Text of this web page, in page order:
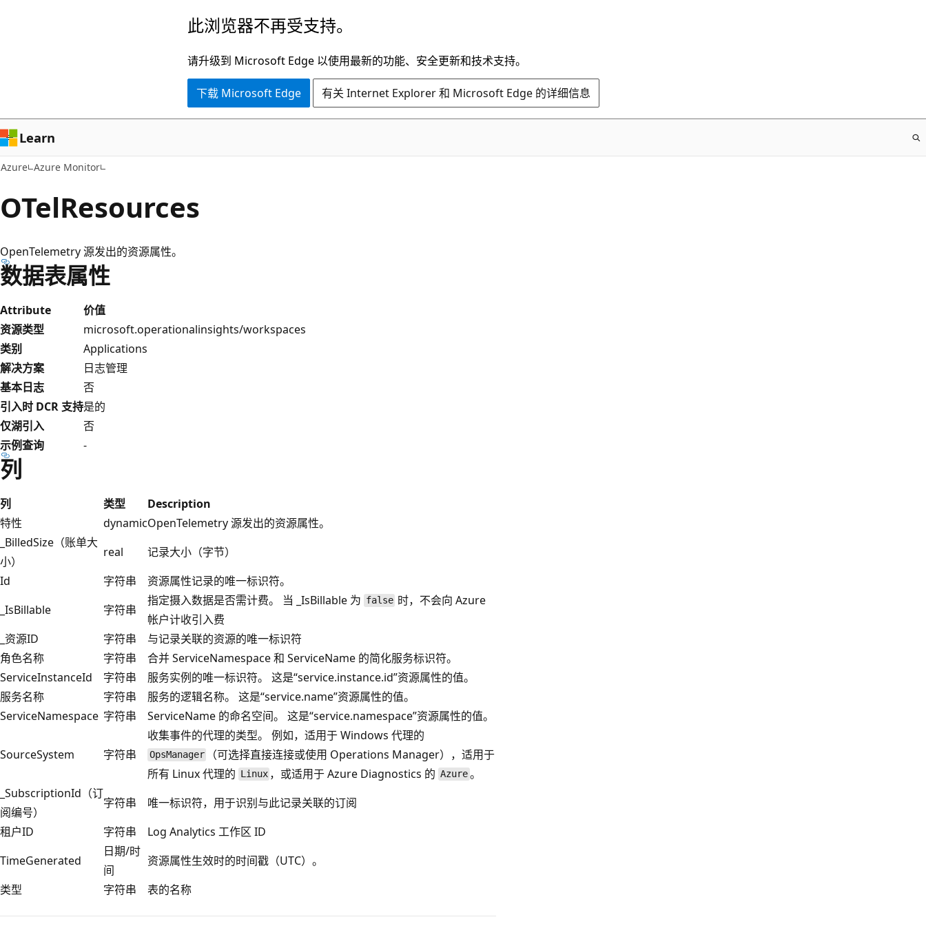
容
此浏览器不再受支持。
请升级到 Microsoft Edge 以使用最新的功能、安全更新和技术支持。
下载 Microsoft Edge 有关 Internet Explorer 和 Microsoft Edge 的详细信息
Learn
Azure Azure Monitor
OTelResources
OpenTelemetry 源发出的资源属性。
数据表属性
Attribute
价值
资源类型
microsoft.operationalinsights/workspaces
类别
Applications
解决方案
日志管理
基本日志
否
引入时 DCR 支持是的
仅湖引入
否
示例查询
-
列
列 类型
Description
特性
dynamicOpenTelemetry 源发出的资源属性。
_BilledSize（账单大
小）
real
记录大小（字节）
Id
字符串
资源属性记录的唯一标识符。
_IsBillable
字符串
指定摄入数据是否需计费。 当 _IsBillable 为 false 时，不会向 Azure
帐户计收引入费
_资源ID
字符串
与记录关联的资源的唯一标识符
角色名称
字符串
合并 ServiceNamespace 和 ServiceName 的简化服务标识符。
ServiceInstanceId
字符串
服务实例的唯一标识符。 这是“service.instance.id”资源属性的值。
服务名称
字符串
服务的逻辑名称。 这是“service.name”资源属性的值。
ServiceNamespace 字符串 ServiceName 的命名空间。 这是“service.namespace”资源属性的值。
SourceSystem 字符串
收集事件的代理的类型。 例如，适用于 Windows 代理的
OpsManager
（可选择直接连接或使用 Operations Manager），适用于
所有 Linux 代理的 Linux ，或适用于 Azure Diagnostics 的Azure。
_SubscriptionId（订
阅编号）
字符串
唯一标识符，用于识别与此记录关联的订阅
租户ID
字符串
Log Analytics 工作区 ID
TimeGenerated
日期/时
间
资源属性生效时的时间戳（UTC）。
类型
字符串
表的名称